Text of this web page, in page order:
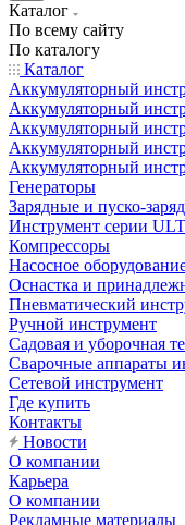
Каталог
По всему сайту
По каталогу
Каталог
Аккумуляторный
Аккумуляторный
Аккумуляторный
Аккумуляторный
Аккумуляторный
Генераторы
Зарядные и пуско-
Инструмент серии
Компрессоры
Насосное
Оснастка и
Пневматический
Ручной инструмент
Садовая и уборочная
Сварочные аппараты
Сетевой инструмент
Где купить
Контакты
Новости
О компании
Карьера
О компании
Рекламные материалы